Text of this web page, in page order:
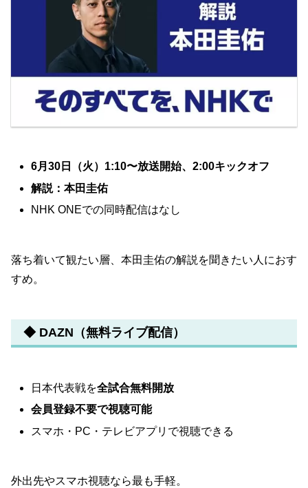
6月30日（火）1:10〜放送開始、2:00キックオフ
解説：本田圭佑
NHK ONEでの同時配信はなし
落ち着いて観たい層、本田圭佑の解説を聞きたい人におす
すめ。
◆ DAZN（無料ライブ配信）
日本代表戦を全試合無料開放
会員登録不要で視聴可能
スマホ・PC・テレビアプリで視聴できる
外出先やスマホ視聴なら最も手軽。